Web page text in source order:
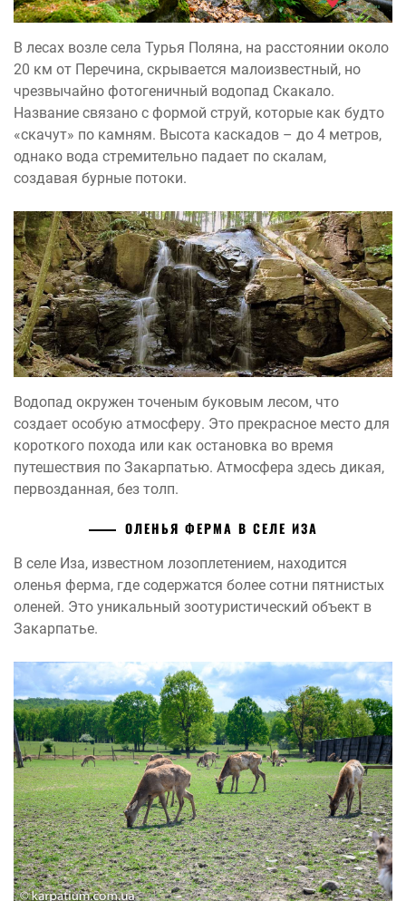
В лесах возле села Турья Поляна, на расстоянии около
20 км от Перечина, скрывается малоизвестный, но
чрезвычайно фотогеничный водопад Скакало.
Название связано с формой струй, которые как будто
«скачут» по камням. Высота каскадов – до 4 метров,
однако вода стремительно падает по скалам,
создавая бурные потоки.
Водопад окружен точеным буковым лесом, что
создает особую атмосферу. Это прекрасное место для
короткого похода или как остановка во время
путешествия по Закарпатью. Атмосфера здесь дикая,
первозданная, без толп.
ОЛЕНЬЯ ФЕРМА В СЕЛЕ ИЗА
В селе Иза, известном лозоплетением, находится
оленья ферма, где содержатся более сотни пятнистых
оленей. Это уникальный зоотуристический объект в
Закарпатье.